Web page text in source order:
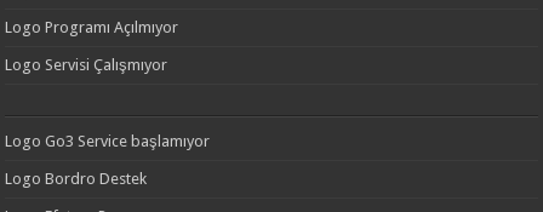
Logo Programı Açılmıyor
Logo Servisi Çalışmıyor
Logo Go3 Service başlamıyor
Logo Bordro Destek